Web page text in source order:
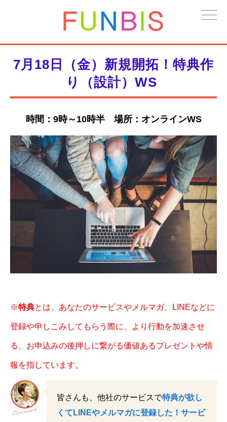
7月18日（金）新規開拓！特典作
り（設計）WS
時間：9時～10時半 場所：オンラインWS
※特典とは、あなたのサービスやメルマガ、LINEなどに
登録や申しこみしてもらう際に、より行動を加速させ
る、お申込みの後押しに繋がる価値あるプレゼントや情
報を指しています。
皆さんも、他社のサービスで特典が欲し
くてLINEやメルマガに登録した！サービ